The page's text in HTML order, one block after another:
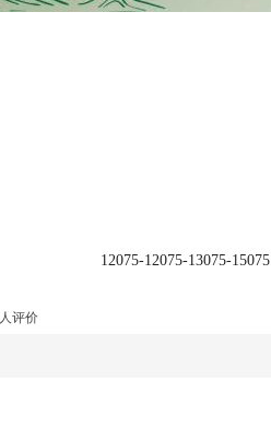
12075-12075-13075-15075
人评价